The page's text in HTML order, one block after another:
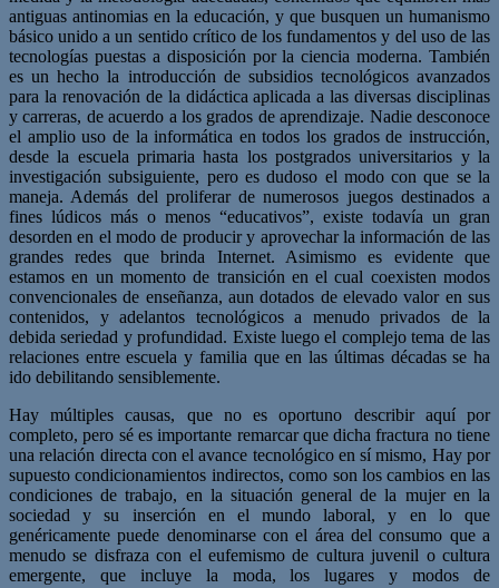
antiguas antinomias en la educación, y que busquen un humanismo
básico unido a un sentido crítico delos fundamentos y del uso de las
tecnologías puestas a disposición por la ciencia moderna. También
es un hecho la introducción de subsidios tecnológicos avanzados
para la renovación de la didáctica aplicada a las diversas disciplinas
y carreras, de acuerdo a los grados de aprendizaje. Nadie desconoce
el amplio uso de la informática en todos los grados de instrucción,
desde la escuela primaria hasta los postgrados universitarios y la
investigación subsiguiente, pero es dudoso el modo con que se la
maneja. Además del proliferar de numerosos juegos destinados a
fines lúdicos más o menos “educativos”, existe todavía un gran
desorden en el modo de producir y aprovechar la información de las
grandes redes que brinda Internet. Asimismo es evidente que
estamos en un momento de transición en el cual coexisten modos
convencionales de enseñanza, aun dotados de elevado valor en sus
contenidos, y adelantos tecnológicos a menudo privados de la
debida seriedad y profundidad. Existe luego el complejo tema de las
relaciones entre escuela y familia que en las últimas décadas se ha
ido debilitando sensiblemente.
Hay múltiples causas, que no es oportuno describir aquí por
completo, pero sé es importante remarcar que dicha fractura no tiene
una relación directa con el avance tecnológico en sí mismo, Hay por
supuestocondicionamientos indirectos, como son los cambios en las
condiciones de trabajo, en la situación general de la mujer en la
sociedad y su inserción en el mundo laboral, y en lo que
genéricamente puede denominarse con el área del consumo que a
menudo se disfraza con el eufemismo de cultura juvenil o cultura
emergente, que incluye la moda, loslugares y modos de